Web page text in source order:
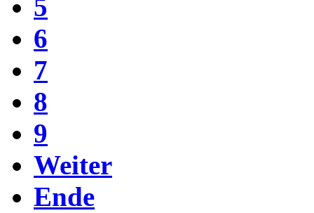
5
6
7
8
9
Weiter
Ende